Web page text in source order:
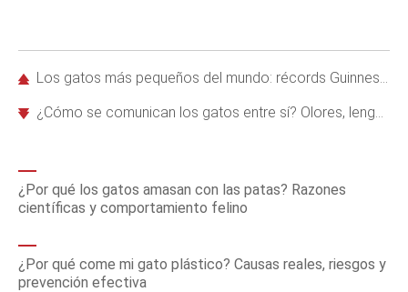
Los gatos más pequeños del mundo: récords Guinness y razas miniatura
¿Cómo se comunican los gatos entre sí? Olores, lenguaje corporal y sonidos
¿Por qué los gatos amasan con las patas? Razones
científicas y comportamiento felino
¿Por qué come mi gato plástico? Causas reales, riesgos y
prevención efectiva